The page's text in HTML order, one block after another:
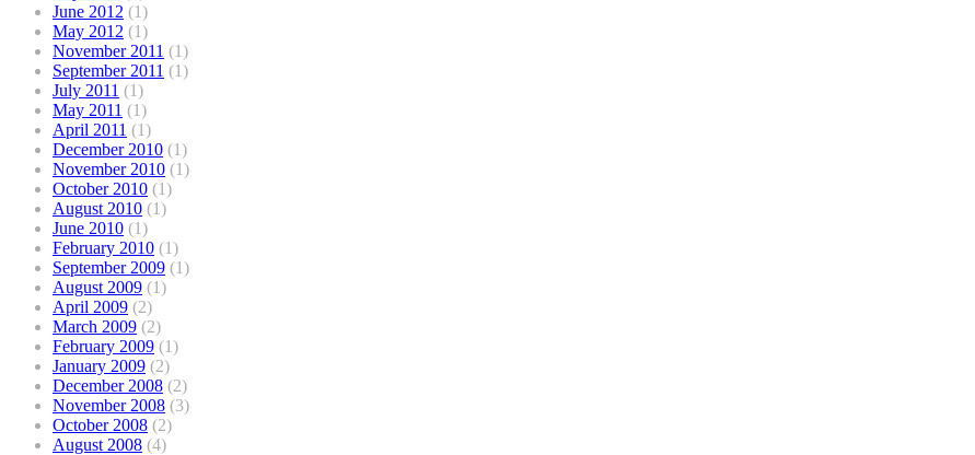
June 2012 (1)
May 2012 (1)
November 2011 (1)
September 2011 (1)
July 2011 (1)
May 2011 (1)
April 2011 (1)
December 2010 (1)
November 2010 (1)
October 2010 (1)
August 2010 (1)
June 2010 (1)
February 2010 (1)
September 2009 (1)
August 2009 (1)
April 2009 (2)
March 2009 (2)
February 2009 (1)
January 2009 (2)
December 2008 (2)
November 2008 (3)
October 2008 (2)
August 2008 (4)